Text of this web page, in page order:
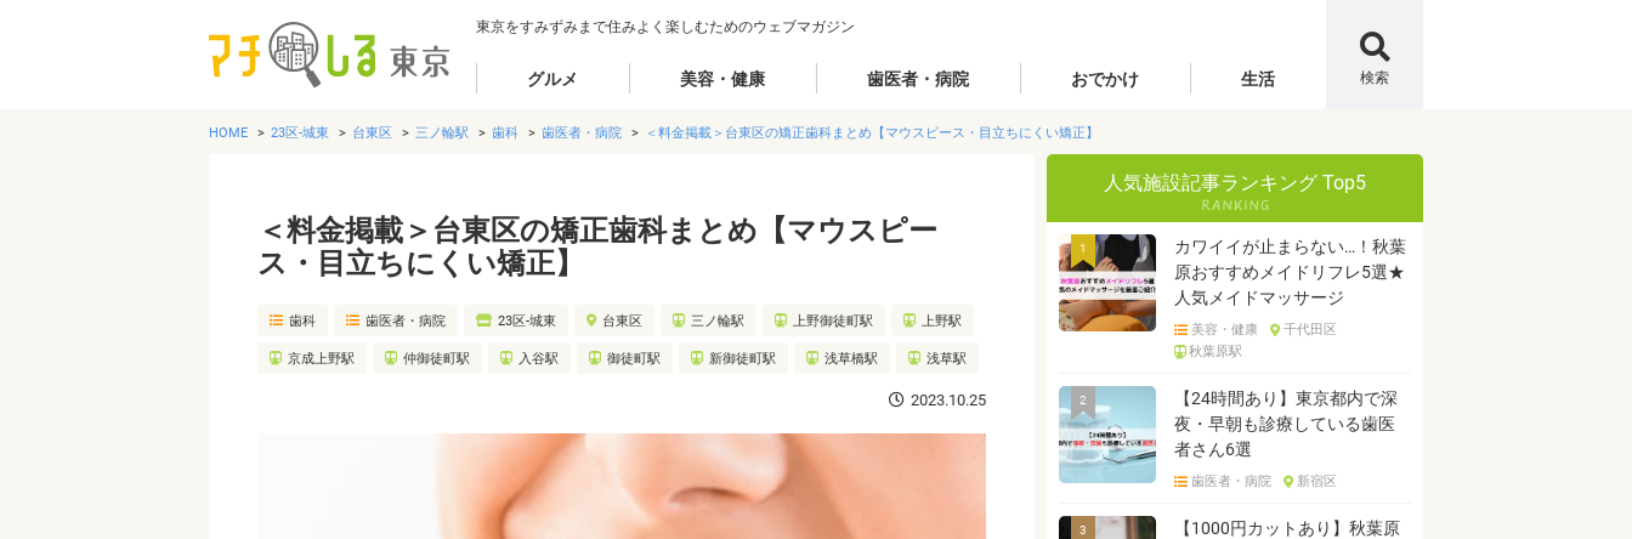
東京をすみずみまで住みよく楽しむためのウェブマガジン
グルメ 美容・健康 歯医者・病院 おでかけ 生活 検索
HOME 23区-城東 台東区 三ノ輪駅 歯科 歯医者・病院 ＜料金掲載＞台東区の矯正歯科まとめ【マウスピース・目立ちにくい矯正】
＜料金掲載＞台東区の矯正歯科まとめ【マウスピー
ス・目立ちにくい矯正】
歯科 歯医者・病院 23区-城東 台東区 三ノ輪駅 上野御徒町駅 上野駅
京成上野駅 仲御徒町駅 入谷駅 御徒町駅 新御徒町駅 浅草橋駅 浅草駅
2023.10.25
人気施設記事ランキング Top5
1
カワイイが止まらない…！秋葉
原おすすめメイドリフレ5選★
人気メイドマッサージ
美容・健康
千代田区
秋葉原駅
2
【24時間あり】東京都内で深
夜・早朝も診療している歯医
者さん6選
歯医者・病院 新宿区
3
【1000円カットあり】秋葉原